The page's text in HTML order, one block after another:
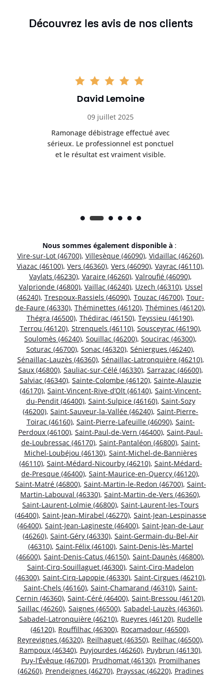
Découvrez les avis de nos clients
David Lemoine
09 juillet 2025
Ramonage débistrage effectué avec
sérieux. Le professionnel est ponctuel
et le résultat est vraiment visible.
Nous sommes également disponible à :
Vire-sur-Lot (46700), Villesèque (46090), Vidaillac (46260),
Viazac (46100), Vers (46360), Vers (46090), Vayrac (46110),
Vaylats (46230), Varaire (46260), Valroufié (46090),
Valprionde (46800), Vaillac (46240), Uzech (46310), Ussel
(46240), Trespoux-Rassiels (46090), Touzac (46700), Tour-
de-Faure (46330), Théminettes (46120), Thémines (46120),
Thégra (46500), Thédirac (46150), Teyssieu (46190),
Terrou (46120), Strenquels (46110), Sousceyrac (46190),
Soulomès (46240), Souillac (46200), Soucirac (46300),
Soturac (46700), Sonac (46320), Séniergues (46240),
Sénaillac-Lauzès (46360), Sénaillac-Latronquière (46210),
Saux (46800), Sauliac-sur-Célé (46330), Sarrazac (46600),
Salviac (46340), Sainte-Colombe (46120), Sainte-Alauzie
(46170), Saint-Vincent-Rive-d’Olt (46140), Saint-Vincent-
du-Pendit (46400), Saint-Sulpice (46160), Saint-Sozy
(46200), Saint-Sauveur-la-Vallée (46240), Saint-Pierre-
Toirac (46160), Saint-Pierre-Lafeuille (46090), Saint-
Perdoux (46100), Saint-Paul-de-Vern (46400), Saint-Paul-
de-Loubressac (46170), Saint-Pantaléon (46800), Saint-
Michel-Loubéjou (46130), Saint-Michel-de-Bannières
(46110), Saint-Médard-Nicourby (46210), Saint-Médard-
de-Presque (46400), Saint-Maurice-en-Quercy (46120),
Saint-Matré (46800), Saint-Martin-le-Redon (46700), Saint-
Martin-Labouval (46330), Saint-Martin-de-Vers (46360),
Saint-Laurent-Lolmie (46800), Saint-Laurent-les-Tours
(46400), Saint-Jean-Mirabel (46270), Saint-Jean-Lespinasse
(46400), Saint-Jean-Lagineste (46400), Saint-Jean-de-Laur
(46260), Saint-Géry (46330), Saint-Germain-du-Bel-Air
(46310), Saint-Félix (46100), Saint-Denis-lès-Martel
(46600), Saint-Denis-Catus (46150), Saint-Daunès (46800),
Saint-Cirq-Souillaguet (46300), Saint-Cirq-Madelon
(46300), Saint-Cirq-Lapopie (46330), Saint-Cirgues (46210),
Saint-Chels (46160), Saint-Chamarand (46310), Saint-
Cernin (46360), Saint-Céré (46400), Saint-Bressou (46120),
Saillac (46260), Saignes (46500), Sabadel-Lauzès (46360),
Sabadel-Latronquière (46210), Rueyres (46120), Rudelle
(46120), Rouffilhac (46300), Rocamadour (46500),
Reyrevignes (46320), Reilhaguet (46350), Reilhac (46500),
Rampoux (46340), Puyjourdes (46260), Puybrun (46130),
Puy-l’Évêque (46700), Prudhomat (46130), Promilhanes
(46260), Prendeignes (46270), Prayssac (46220), Pradines